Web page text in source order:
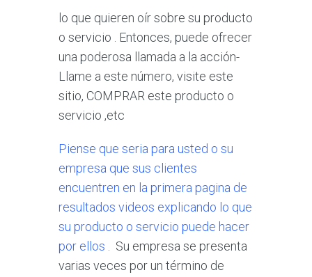
lo que quieren oír sobre su producto
o servicio . Entonces, puede ofrecer
una poderosa llamada a la acción-
Llame a este número, visite este
sitio, COMPRAR este producto o
servicio ,etc
Piense que seria para usted o su
empresa que sus clientes
encuentren en la primera pagina de
resultados videos explicando lo que
su producto o servicio puede hacer
por ellos . Su empresa se presenta
varias veces por un término de